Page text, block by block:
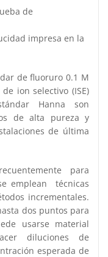
de
impresa en la
de fluoruro 0.1 M
ion selectivo (ISE)
Hanna son
de alta pureza y
de última
para
emplean técnicas
incrementales.
dos puntos para
usarse material
diluciones de
esperada de